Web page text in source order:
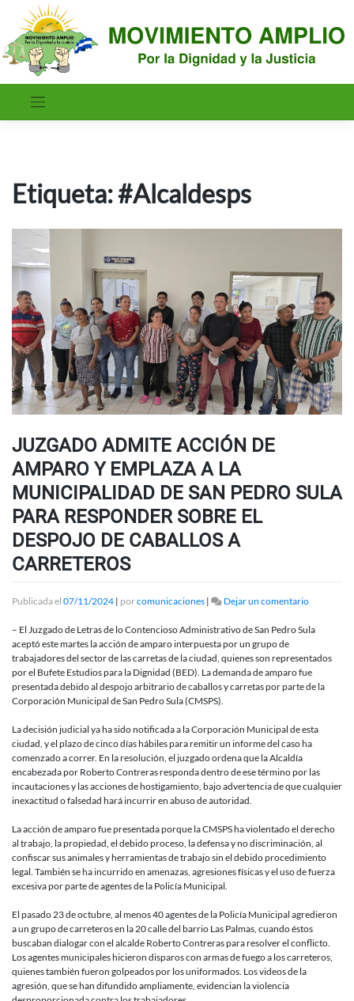
contenido
Etiqueta:#Alcaldesps
JUZGADO ADMITE ACCIÓN DE
AMPARO Y EMPLAZA A LA
MUNICIPALIDAD DE SAN PEDRO SULA
PARA RESPONDER SOBRE EL
DESPOJO DE CABALLOS A
CARRETEROS
Publicada el 07/11/2024 | porcomunicaciones | Dejar un comentarioen
ADMITE
DE
AMPARO
Y
LA
SAN
PEDRO
SOBRE
EL
DESPOJO
A
– El Juzgado de Letras de lo Contencioso Administrativo de San Pedro Sula
aceptó este martes la acción de amparo interpuesta por un grupo de
trabajadores del sector de las carretas de la ciudad, quienes son representados
por el Bufete Estudios para la Dignidad (BED). La demanda de amparo fue
presentada debido al despojo arbitrario de caballos y carretas por parte de la
Corporación Municipal de San Pedro Sula (CMSPS).
La decisión judicial ya ha sido notificada a la Corporación Municipal de esta
ciudad, y el plazo de cinco días hábiles para remitir un informe del caso ha
comenzado a correr. En la resolución, el juzgado ordena que la Alcaldía
encabezada por Roberto Contreras responda dentro de ese término por las
incautaciones y las acciones de hostigamiento, bajo advertencia de que cualquier
inexactitud o falsedad hará incurrir en abuso de autoridad.
La acción de amparo fue presentada porque la CMSPS ha violentado el derecho
al trabajo, la propiedad, el debido proceso, la defensa y no discriminación, al
confiscar sus animales y herramientas de trabajo sin el debido procedimiento
legal. También se ha incurrido en amenazas, agresiones físicas y el uso de fuerza
excesiva por parte de agentes de la Policía Municipal.
El pasado 23 de octubre, al menos 40 agentes de la Policía Municipal agredieron
a un grupo de carreteros en la 20 calle del barrio Las Palmas, cuando éstos
buscaban dialogar con el alcalde Roberto Contreras para resolver el conflicto.
Los agentes municipales hicieron disparos con armas de fuego a los carreteros,
quienes también fueron golpeados por los uniformados. Los videos de la
agresión, que se han difundido ampliamente, evidencian la violencia